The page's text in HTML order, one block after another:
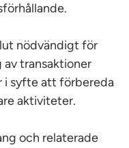
nödvändigt för
transaktioner
syfte att förbereda
aktiviteter.
och relaterade